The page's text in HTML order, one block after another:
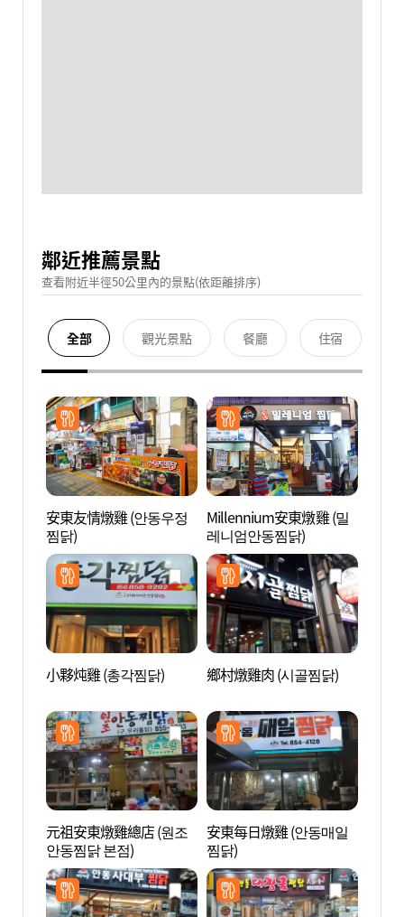
鄰近推薦景點
查看附近半徑50公里內的景點(依距離排序)
全部 觀光景點 餐廳 住宿
安東友情燉雞 (안동우정
찜닭)
Millennium安東燉雞 (밀
레니엄안동찜닭)
小夥炖雞 (총각찜닭) 鄉村燉雞肉 (시골찜닭)
元祖安東燉雞總店 (원조
안동찜닭 본점)
安東每日燉雞 (안동매일
찜닭)